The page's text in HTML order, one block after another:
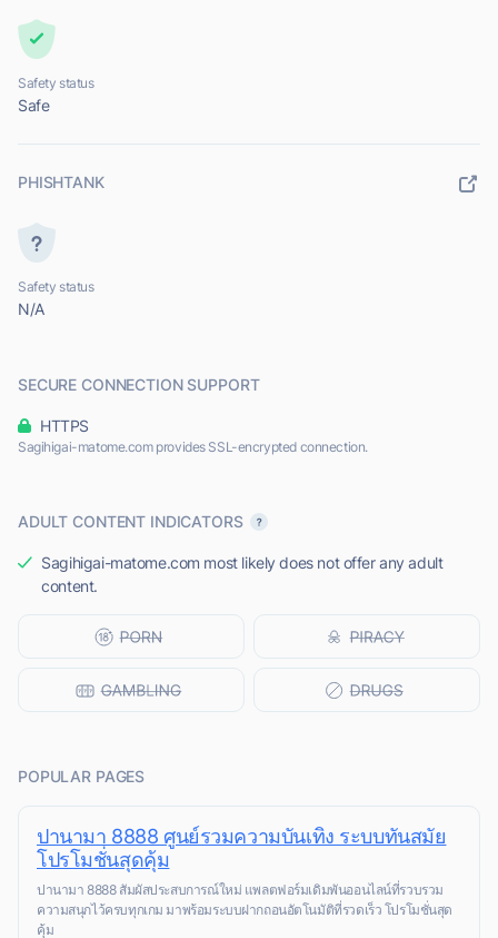
Safety status
Safe
PHISHTANK
Safety status
N/A
SECURE CONNECTION SUPPORT
HTTPS
Sagihigai-matome.com provides SSL-encrypted connection.
ADULT CONTENT INDICATORS
Sagihigai-matome.com most likely does not offer any adult
content.
POPULAR PAGES
ปานามา 8888 ศูนย์รวมความบันเทิง ระบบทันสมัย
โปรโมชั่นสุดคุ้ม
ปานามา 8888 สัมผัสประสบการณ์ใหม่ แพลตฟอร์มเดิมพันออนไลน์ที่รวบรวม
ความสนุกไว้ครบทุกเกม มาพร้อมระบบฝากถอนอัตโนมัติที่รวดเร็ว โปรโมชั่นสุด
คุ้ม